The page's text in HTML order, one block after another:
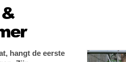
hangt de eerste